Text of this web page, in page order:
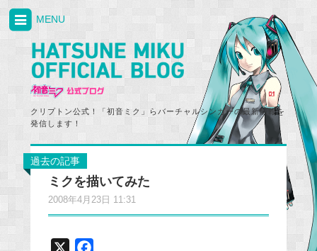
クリプトン公式！「初音ミク」らバーチャルシンガーの最新情報を
発信します！
MENU
過去の記事
ミクを描いてみた
2008年4月23日 11:31